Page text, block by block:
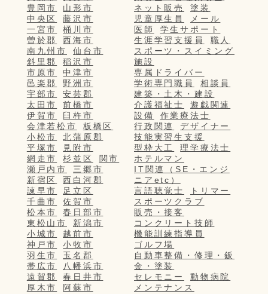
豊岡市
山形市
中央区
藤沢市
一宮市
桶川市
曽於郡
西海市
南九州市
仙台市
斜里郡
稲沢市
市原市
中津市
邑楽郡
野洲市
宇部市
安芸郡
太田市
前橋市
伊賀市
臼杵市
会津若松市
板橋区
小松市
北蒲原郡
平塚市
見附市
網走市
杉並区
関市
瀬戸内市
三郷市
新宿区
西白河郡
諫早市
足立区
千曲市
佐賀市
松本市
春日部市
東松山市
新潟市
小城市
越前市
神戸市
小牧市
羽生市
玉名郡
帯広市
八幡浜市
遠賀郡
春日井市
厚木市
阿蘇市
ネット販売
塗装
児童厚生員
メール
医師
学生サポート
生涯学習支援員
職人
スポーツ・スイミング
施設
専属ドライバー
学術専門職員
相談員
建築・土木・建設
介護福祉士
遊戯関連
設備
作業療法士
行政関連
デザイナー
技能実習生支援
型枠大工
理学療法士
ホテルマン
IT関連（SE・エンジ
ニアetc）
言語聴覚士
トリマー
スポーツクラブ
販売・接客
コンクリート技師
機能訓練指導員
ゴルフ場
自動車整備・修理・鈑
金・塗装
セレモニー
動物病院
メンテナンス